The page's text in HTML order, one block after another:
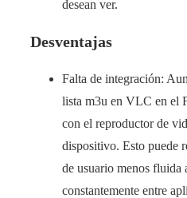
desean ver.
Desventajas
Falta de integración:
lista m3u en VLC en el
con el reproductor de
dispositivo. Esto puede
de usuario menos fluida
constantemente entre